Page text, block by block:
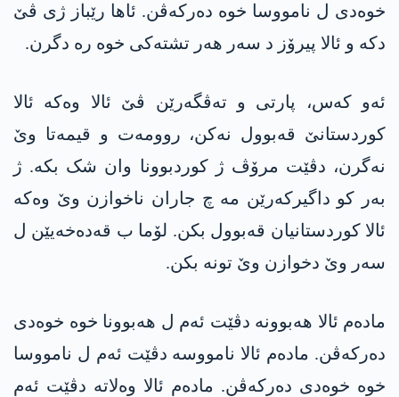
خوەدی ل نامووسا خوە دەرکەڤن. ئاھا رێباز ژی ڤێ
دکە و ئالا پیرۆز د سەر ھەر تشتەکی خوە رە دگرن.
ئەو کەس، پارتی و تەڤگەرێن ڤێ ئالا وەکە ئالا
کوردستانێ قەبوول نەکن، روومەت و قیمەتا وێ
نەگرن، دڤێت مرۆڤ ژ کوردبوونا وان شک بکە. ژ
بەر کو داگیرکەرێن مە چ جاران ناخوازن وێ وەکە
ئالا کوردستانیان قەبوول بکن. لۆما ب قەدەخەیێن ل
سەر وێ دخوازن وێ تونە بکن.
مادەم ئالا ھەبوونە دڤێت ئەم ل ھەبوونا خوە خوەدی
دەرکەڤن. مادەم ئالا نامووسە دڤێت ئەم ل نامووسا
خوە خوەدی دەرکەڤن. مادەم ئالا وەلاتە دڤێت ئەم